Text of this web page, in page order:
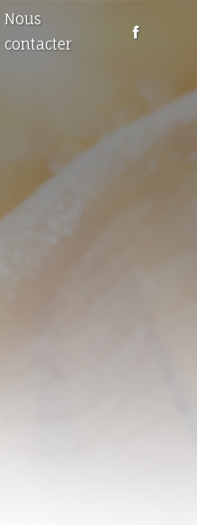
Nous
contacter